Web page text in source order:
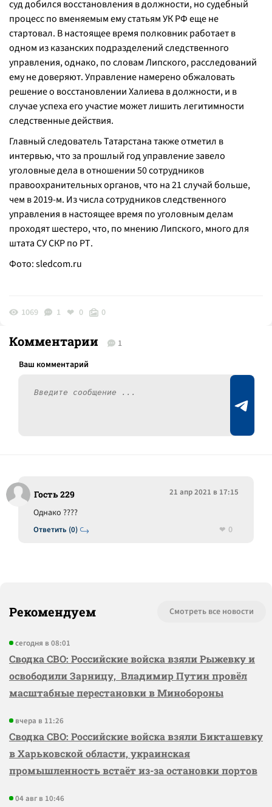
суд добился восстановления в должности, но судебный
процесс по вменяемым ему статьям УК РФ еще не
стартовал. В настоящее время полковник работает в
одном из казанских подразделений следственного
управления, однако, по словам Липского, расследований
ему не доверяют. Управление намерено обжаловать
решение о восстановлении Халиева в должности, и в
случае успеха его участие может лишить легитимности
следственные действия.
Главный следователь Татарстана также отметил в
интервью, что за прошлый год управление завело
уголовные дела в отношении 50 сотрудников
правоохранительных органов, что на 21 случай больше,
чем в 2019-м. Из числа сотрудников следственного
управления в настоящее время по уголовным делам
проходят шестеро, что, по мнению Липского, много для
штата СУ СКР по РТ.
Фото:sledcom.ru
1069 1 0 0
Комментарии 1
Гость 229 21 апр 2021 в 17:15
Ответить (0)
Однако ????
0
Рекомендуем Смотреть все новости
сегодня в 08:01
Сводка СВО: Российские войска взяли Рыжевку и
освободили Зарницу, Владимир Путин провёл
масштабные перестановки в Минобороны
вчера в 11:26
Сводка СВО: Российские войска взяли Бикташевку
в Харьковской области, украинская
промышленность встаёт из-за остановки портов
04 авг в 10:46